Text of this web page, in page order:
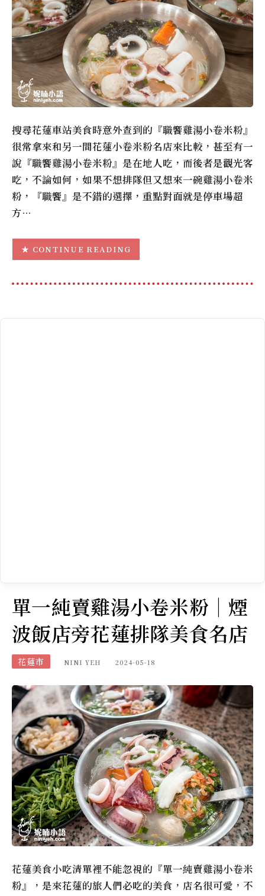
搜尋花蓮車站美食時意外查到的『職饗雞湯小卷米粉』
很常拿來和另一間花蓮小卷米粉名店來比較，甚至有一
說『職饗雞湯小卷米粉』是在地人吃，而後者是觀光客
吃，不論如何，如果不想排隊但又想來一碗雞湯小卷米
粉，『職饗』是不錯的選擇，重點對面就是停車場超
方…
CONTINUE READING
單一純賣雞湯小卷米粉｜煙
波飯店旁花蓮排隊美食名店
花蓮市 NINI YEH 2024-05-18
花蓮美食小吃清單裡不能忽視的『單一純賣雞湯小卷米
粉』，是來花蓮的旅人們必吃的美食，店名很可愛，不